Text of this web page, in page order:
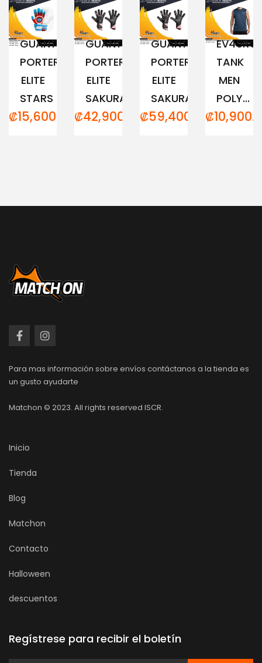
GUANTE
PORTERO
ELITE
STARS
₡15,600.00
GUANTE
PORTERO
ELITE
SAKURA...
₡42,900.00
GUANTE
PORTERO
ELITE
SAKURA...
₡59,400.00
TANK
MEN
POLY...
₡
Para mas información sobre envíos contáctanos a la tienda es
un gusto ayudarte
Matchon © 2023. All rights reserved ISCR.
Inicio
Tienda
Blog
Matchon
Contacto
Halloween
descuentos
Regístrese para recibir el boletín